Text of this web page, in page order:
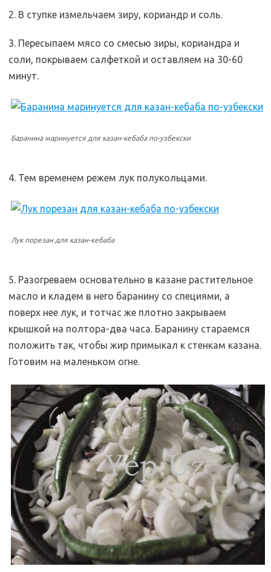
2. В ступке измельчаем зиру, кориандр и соль.
3. Пересыпаем мясо со смесью зиры, кориандра и
соли, покрываем салфеткой и оставляем на 30-60
минут.
Баранина маринуется для казан-кебаба по-узбекски
4. Тем временем режем лук полукольцами.
Лук порезан для казан-кебаба
5. Разогреваем основательно в казане растительное
масло и кладем в него баранину со специями, а
поверх нее лук, и тотчас же плотно закрываем
крышкой на полтора-два часа. Баранину стараемся
положить так, чтобы жир примыкал к стенкам казана.
Готовим на маленьком огне.